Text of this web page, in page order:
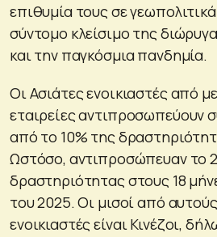
επιθυμία τους σε
σύντομο κλείσιμο της
και την παγκόσμια πανδημία.
Οι Ασιάτες ενοικιαστές από
εταιρείες αντιπροσωπεύουν
από το 10% της
Ωστόσο, αντιπροσώπευαν το
δραστηριότητας στους 18
του 2025. Οι μισοί από
ενοικιαστές είναι Κινέζοι,